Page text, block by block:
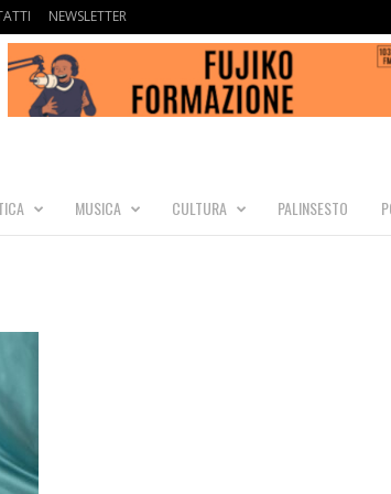
NEWSLETTER
MUSICA CULTURA PALINSESTO